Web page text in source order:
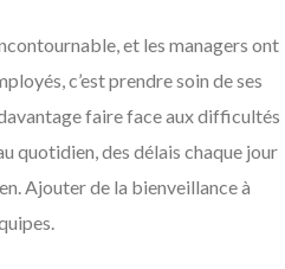
et les managers ont
c’est prendre soin de ses
faire face aux difficultés
quotidien, des délais chaque jour
Ajouter de la bienveillance à